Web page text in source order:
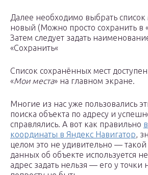
Далее необходимо выбрать список
новый (Можно просто сохранить в
Затем следует задать
«Сохранить«
Список сохранённых мест
«Мои места» на главном экране.
Многие из нас уже пользовались
поиска объекта по адресу и
справлялись. А вот как правильно
координаты в Яндекс Навигатор,
целом это не удивительно — такой
данных об объекте используется
адрес задать нельзя — его у точки